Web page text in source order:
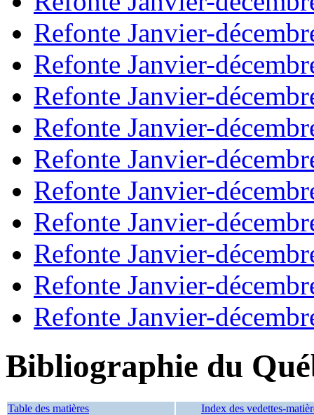
Refonte Janvier-
Refonte Janvier-
Refonte Janvier-
Refonte Janvier-
Refonte Janvier-
Refonte Janvier-
Refonte Janvier-
Refonte Janvier-
Refonte Janvier-
Refonte Janvier-
Bibliographie du
Table des matières Index des vedettes-